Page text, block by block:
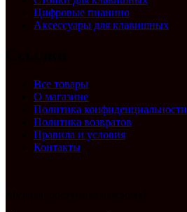
Цифровые пианино
Аксессуары для клавишных
Все товары
О магазине
Политика конфиденциальности
Политика возвратов
Правила и условия
Контакты